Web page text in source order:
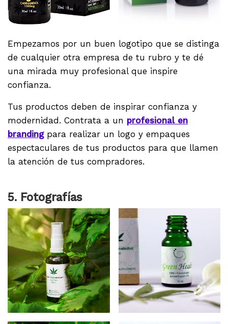
Empezamos por un buen logotipo que se distinga
de cualquier otra empresa de tu rubro y te dé
una mirada muy profesional que inspire
confianza.
Tus productos deben de inspirar confianza y
modernidad. Contrata a un profesional en
brandingpara realizar un logo y empaques
espectaculares de tus productos para que llamen
la atención de tus compradores.
5. Fotografías